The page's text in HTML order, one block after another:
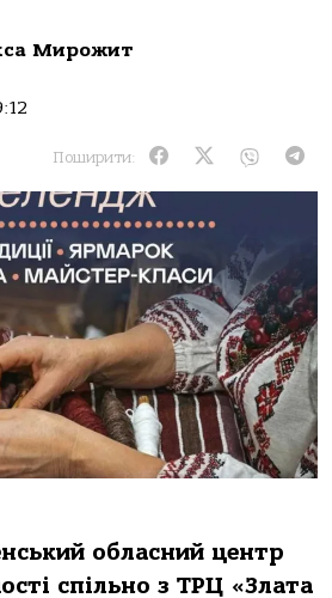
Мирожит
Поширити:
обласний центр
спільно з ТРЦ «Злата